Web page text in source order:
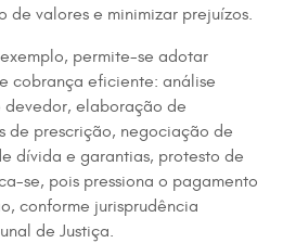
de valores e minimizar prejuízos.
permite-se adotar
cobrança eficiente: análise
devedor, elaboração de
de prescrição, negociação de
dívida e garantias, protesto de
se, pois pressiona o pagamento
conforme jurisprudência
de Justiça.